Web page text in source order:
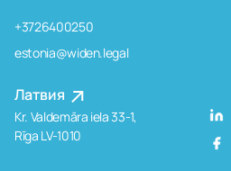
+3726400250
estonia@widen.legal
Латвия
Kr. Valdemāra iela 33-1,
Rīga LV-1010